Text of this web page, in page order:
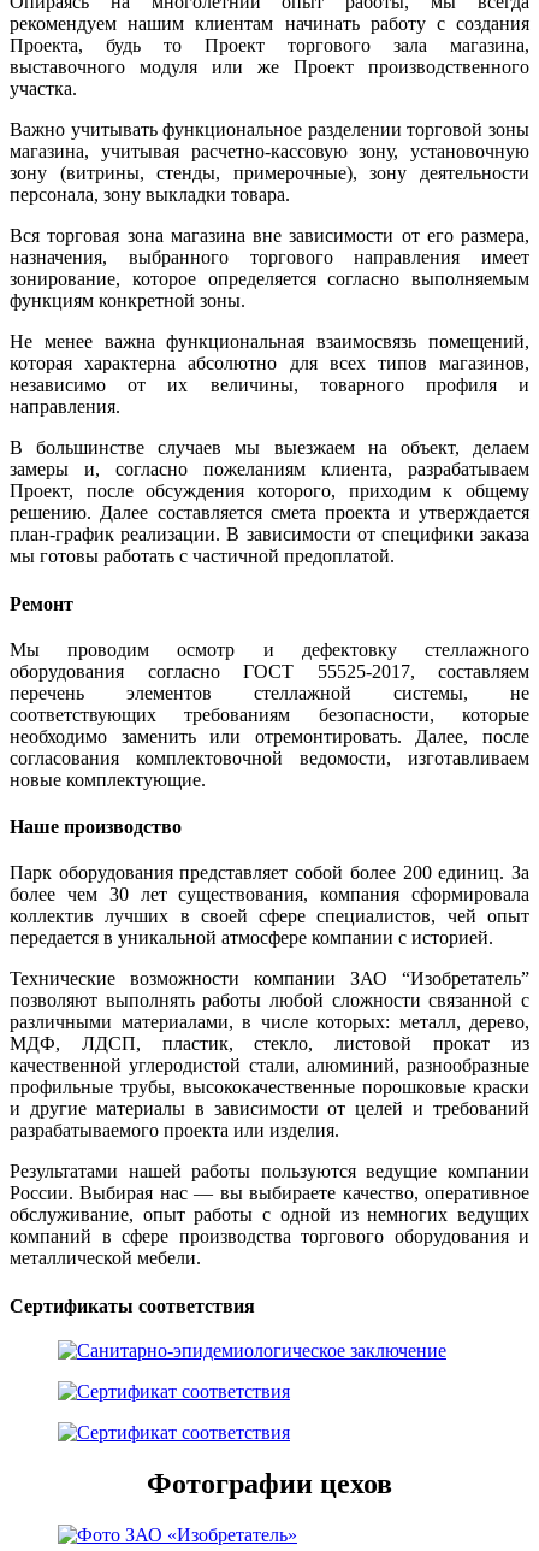
рекомендуем нашим клиентам начинать работу с создания
Проекта, будь то Проект торгового зала магазина,
выставочного модуля или же Проект производственного
участка.
Важно учитывать функциональное разделении торговой зоны
магазина, учитывая расчетно-кассовую зону, установочную
зону (витрины, стенды, примерочные), зону деятельности
персонала, зону выкладки товара.
Вся торговая зона магазина вне зависимости от его размера,
назначения, выбранного торгового направления имеет
зонирование, которое определяется согласно выполняемым
функциям конкретной зоны.
Не менее важна функциональная взаимосвязь помещений,
которая характерна абсолютно для всех типов магазинов,
независимо от их величины, товарного профиля и
направления.
В большинстве случаев мы выезжаем на объект, делаем
замеры и, согласно пожеланиям клиента, разрабатываем
Проект, после обсуждения которого, приходим к общему
решению. Далее составляется смета проекта и утверждается
план-график реализации. В зависимости от специфики заказа
мы готовы работать с частичной предоплатой.
Ремонт
Мы проводим осмотр и дефектовку стеллажного
оборудования согласно ГОСТ 55525-2017, составляем
перечень элементов стеллажной системы, не
соответствующих требованиям безопасности, которые
необходимо заменить или отремонтировать. Далее, после
согласования комплектовочной ведомости, изготавливаем
новые комплектующие.
Наше производство
Парк оборудования представляет собой более 200 единиц. За
более чем 30 лет существования, компания сформировала
коллектив лучших в своей сфере специалистов, чей опыт
передается в уникальной атмосфере компании с историей.
Технические возможности компании ЗАО “Изобретатель”
позволяют выполнять работы любой сложности связанной с
различными материалами, в числе которых: металл, дерево,
МДФ, ЛДСП, пластик, стекло, листовой прокат из
качественной углеродистой стали, алюминий, разнообразные
профильные трубы, высококачественные порошковые краски
и другие материалы в зависимости от целей и требований
разрабатываемого проекта или изделия.
Результатами нашей работы пользуются ведущие компании
России. Выбирая нас — вы выбираете качество, оперативное
обслуживание, опыт работы с одной из немногих ведущих
компаний в сфере производства торгового оборудования и
металлической мебели.
Сертификаты соответствия
Фотографии цехов